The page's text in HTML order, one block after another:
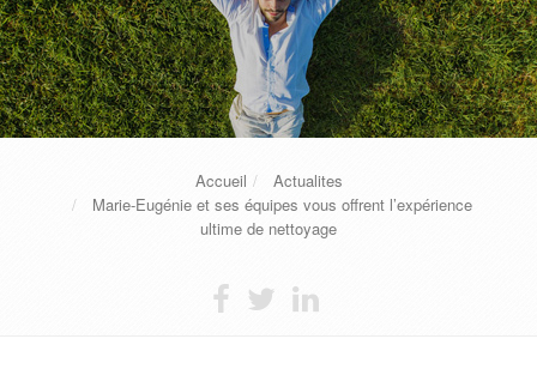
Accueil
Actualites
Marie-Eugénie et ses équipes vous offrent l’expérience
ultime de nettoyage